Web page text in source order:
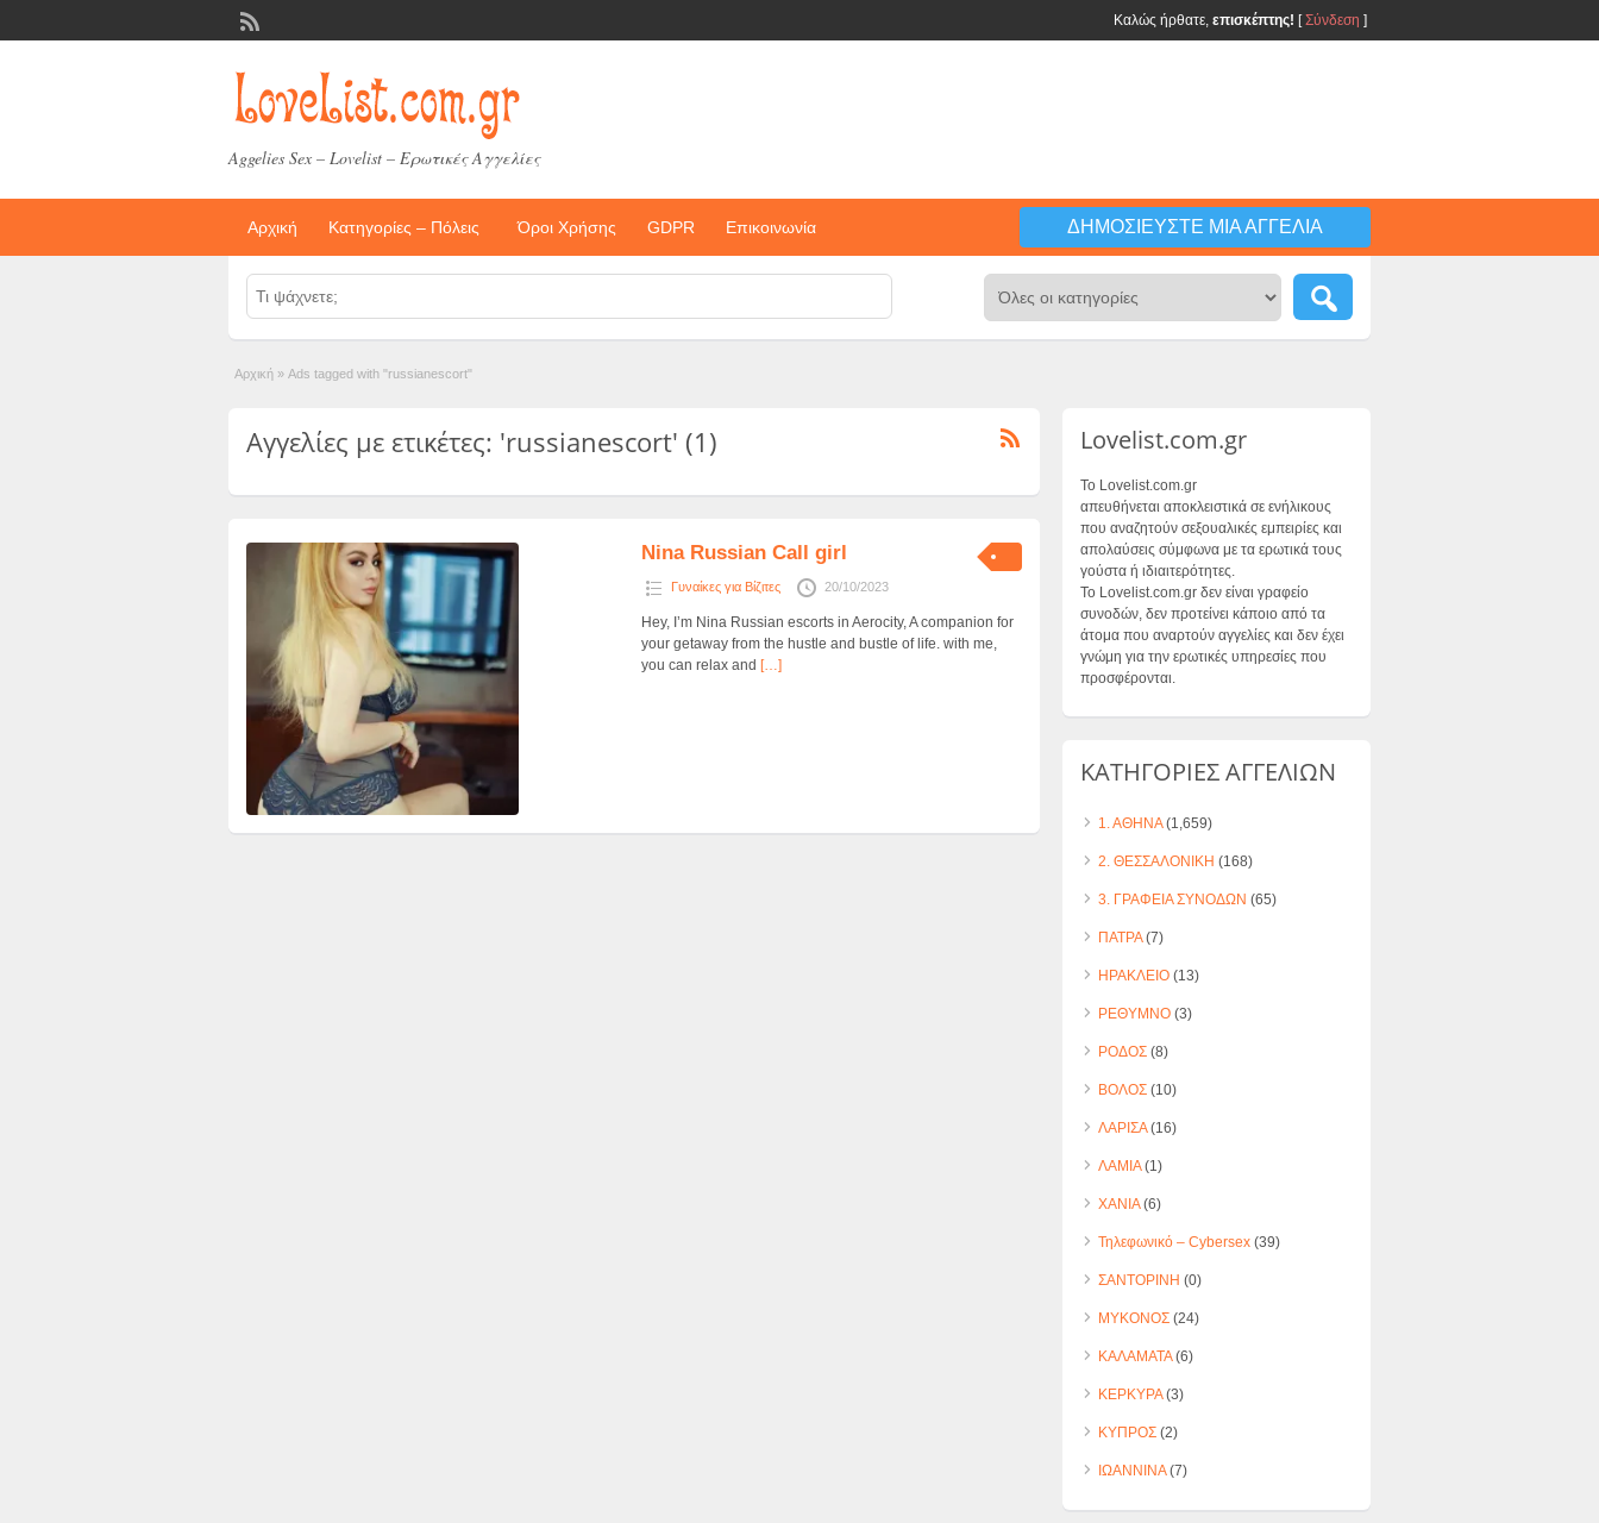
Καλώς ήρθατε, επισκέπτης! [Σύνδεση ]
Aggelies Sex – Lovelist – Ερωτικές Αγγελίες
Αρχική Κατηγορίες – Πόλεις Όροι Χρήσης GDPR Επικοινωνία ΔΗΜΟΣΙΕΎΣΤΕ ΜΙΑ ΑΓΓΕΛΊΑ
Αρχική » Ads tagged with "russianescort"
Αγγελίες με ετικέτες: 'russianescort' (1)
Nina Russian Call girl
Γυναίκες για Βίζιτες 20/10/2023
Hey, I’m Nina Russian escorts in Aerocity, A companion for
your getaway from the hustle and bustle of life. with me,
you can relax and […]
Lovelist.com.gr
Το Lovelist.com.gr
απευθήνεται αποκλειστικά σε ενήλικους
που αναζητούν σεξουαλικές εμπειρίες και
απολαύσεις σύμφωνα με τα ερωτικά τους
γούστα ή ιδιαιτερότητες.
Το Lovelist.com.gr δεν είναι γραφείο
συνοδών, δεν προτείνει κάποιο από τα
άτομα που αναρτούν αγγελίες και δεν έχει
γνώμη για την ερωτικές υπηρεσίες που
προσφέρονται.
ΚΑΤΗΓΟΡΙΕΣ ΑΓΓΕΛΙΩΝ
1. ΑΘΗΝΑ(1,659)
2. ΘΕΣΣΑΛΟΝΙΚΗ (168)
3. ΓΡΑΦΕΙΑ ΣΥΝΟΔΩΝ (65)
ΠΑΤΡΑ(7)
ΗΡΑΚΛΕΙΟ(13)
ΡΕΘΥΜΝΟ(3)
ΡΟΔΟΣ(8)
ΒΟΛΟΣ(10)
ΛΑΡΙΣΑ(16)
ΛΑΜΙΑ(1)
ΧΑΝΙΑ(6)
Τηλεφωνικό – Cybersex(39)
ΣΑΝΤΟΡΙΝΗ (0)
ΜΥΚΟΝΟΣ(24)
ΚΑΛΑΜΑΤΑ(6)
ΚΕΡΚΥΡΑ(3)
ΚΥΠΡΟΣ(2)
ΙΩΑΝΝΙΝΑ(7)